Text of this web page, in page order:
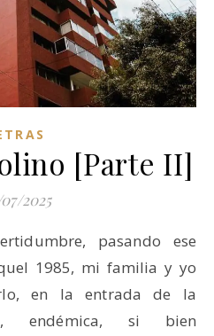
[Parte II]
2025
1985, mi familia y yo
en la entrada de la
endémica, si bien